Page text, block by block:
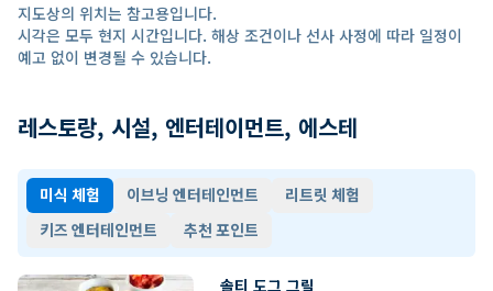
지도상의 위치는 참고용입니다.
시각은 모두 현지 시간입니다. 해상 조건이나 선사 사정에 따라 일정이
예고 없이 변경될 수 있습니다.
레스토랑, 시설, 엔터테이먼트, 에스테
미식 체험 이브닝 엔터테인먼트
리트릿 체험
키즈 엔터테인먼트
추천 포인트
솔티 도그 그릴